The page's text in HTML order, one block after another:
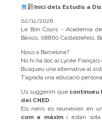
Inici dels Estudis a
02/11/2026
Le Bon Cours - Academia
Baixos, 08860 Casteldefels,
Nous a Barcelona?
No hi ha lloc al Lycée Français
Busqueu una alternativa al
T’agrada una educació
Us suggerim que continueu
del CNED
Els nens es reuneixen en
com a màximi estan sota